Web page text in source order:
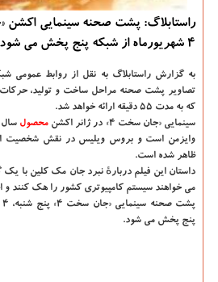
4 شهریورماه از شبکه پنج پخش می شود.
به گزارش راستابلاگ به نقل از روابط عمومی
تصاویر پشت صحنه مراحل ساخت و تولید،
که به مدت ۵۵ دقیقه ارائه خواهد شد.
سینمایی «جان سخت ۴» در ژانر اکشن
محصول
وایزمن است و بروس ویلیس در نقش شخصیت
ظاهر شده است.
داستان این فیلم دربارهٔ نبرد جان مک کلین با
می خواهند سیستم کامپیوتری کشور را هک کنند و
پنج پخش می شود.